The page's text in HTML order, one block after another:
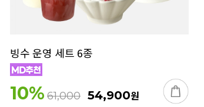
빙수 운영 세트 6종
10% 61,000 54,900원